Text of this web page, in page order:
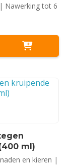
Nawerking tot 6
ml)
en kieren |